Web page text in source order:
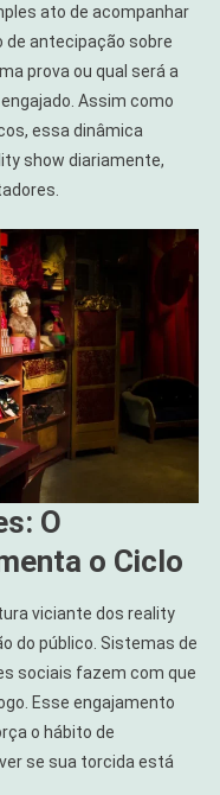
ato de acompanhar
de antecipação sobre
prova ou qual será a
Assim como
essa dinâmica
show diariamente,
O
o Ciclo
viciante dos reality
do público. Sistemas de
sociais fazem com que
Esse engajamento
o hábito de
se sua torcida está